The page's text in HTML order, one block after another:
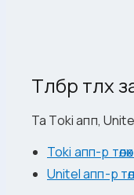
Төлбөр төлөх
Та Toki апп,
Toki апп-р
Unitel апп-р